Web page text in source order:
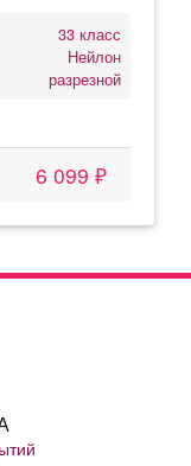
33 класс
Нейлон
разрезной
6 099 ₽